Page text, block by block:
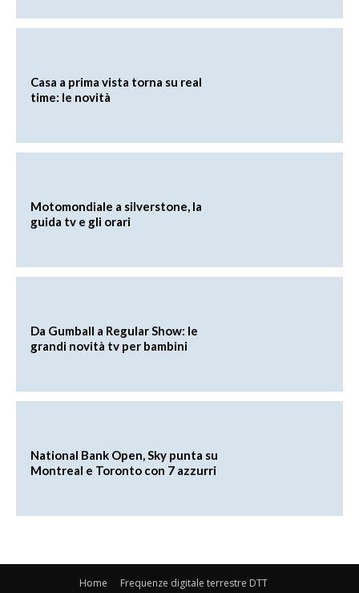
Casa a prima vista torna su real
time: le novità
Motomondiale a silverstone, la
guida tv e gli orari
Da Gumball a Regular Show: le
grandi novità tv per bambini
National Bank Open, Sky punta su
Montreal e Toronto con 7 azzurri
Home Frequenze digitale terrestre DTT